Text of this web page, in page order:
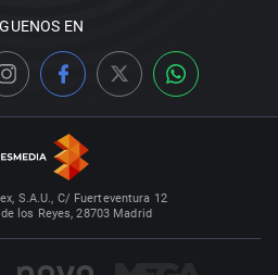
EN
S.A.U., C/ Fuerteventura 12
los Reyes, 28703 Madrid